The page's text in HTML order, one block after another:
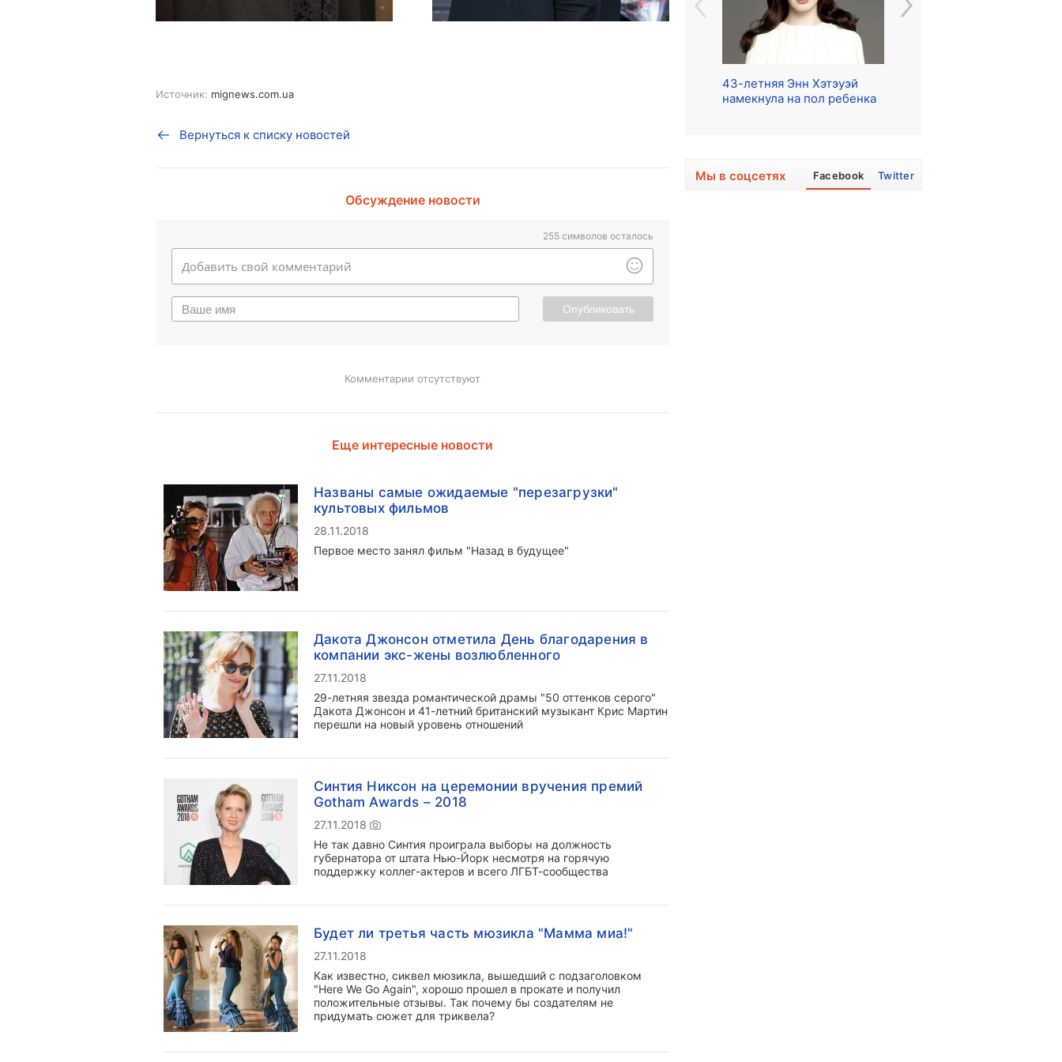
Источник: mignews.com.ua
Вернуться к списку новостей
Обсуждение новости
255 символов осталось
Опубликовать
Комментарии отсутствуют
Еще интересные новости
Названы самые ожидаемые "перезагрузки"
культовых фильмов
28.11.2018
Первое место занял фильм "Назад в будущее"
Дакота Джонсон отметила День благодарения в
компании экс-жены возлюбленного
27.11.2018
29-летняя звезда романтической драмы "50 оттенков серого"
Дакота Джонсон и 41-летний британский музыкант Крис Мартин
перешли на новый уровень отношений
Синтия Никсон на церемонии вручения премий
Gotham Awards – 2018
27.11.2018
Не так давно Синтия проиграла выборы на должность
губернатора от штата Нью-Йорк несмотря на горячую
поддержку коллег-актеров и всего ЛГБТ-сообщества
Будет ли третья часть мюзикла "Мамма миа!"
27.11.2018
Как известно, сиквел мюзикла, вышедший с подзаголовком
"Here We Go Again", хорошо прошел в прокате и получил
положительные отзывы. Так почему бы создателям не
придумать сюжет для триквела?
43-летняя Энн Хэтэуэй
намекнула на пол ребенка
Мы в соцсетях Facebook Twitter